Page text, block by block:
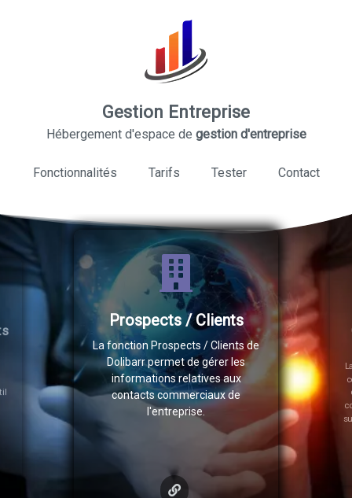
Gestion Entreprise
Hébergement d'espace de gestion d'entreprise
Fonctionnalités Tarifs Tester Contact
/ Clients
Prospects / Clients de
permet de gérer les
relatives aux
commerciaux de
l'entreprise.
Gestion d'une base de
connaissance
La fonction Gestion d'une base
connaissance de Dolibarr
de créer, modifier, supprimer et
consulter des fiches
sur différents sujets liés à